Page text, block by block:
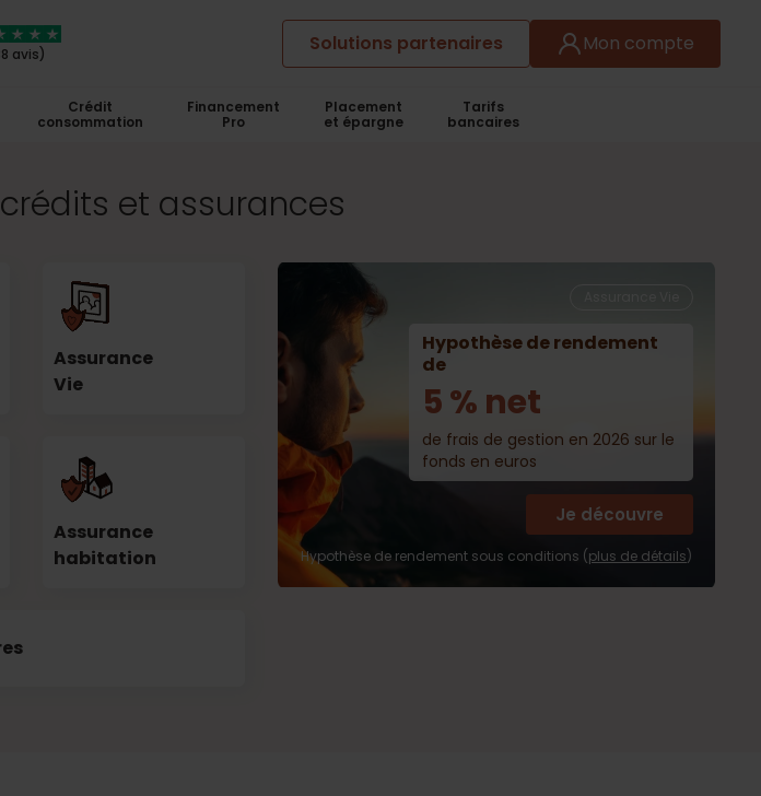
avis) Solutions partenaires Mon compte
Crédit
consommation
Financement
Pro
Placement
et épargne
Tarifs
bancaires
et assurances
Assurance
Vie
Assurance
habitation
Hypothèse de rendement
de
5 % net
de frais de gestion en 2026 sur le
fonds en euros
Hypothèse de rendement sous conditions (plus de détails)
Je découvre